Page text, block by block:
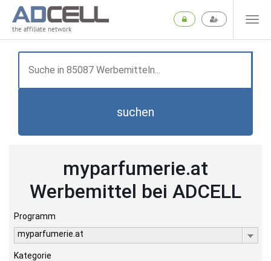
the affiliate network
suchen
myparfumerie.at
Werbemittel bei ADCELL
Programm
myparfumerie.at
Kategorie